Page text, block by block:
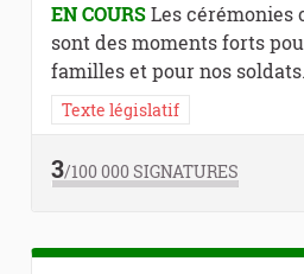
EN COURSLes cérémonies
sont des moments forts
familles et pour nos
Texte législatif
3/100 000SIGNATURES